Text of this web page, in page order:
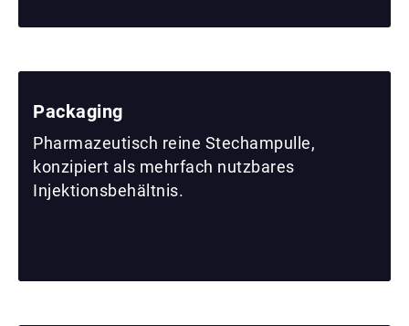
Packaging
Pharmazeutisch reine Stechampulle,
konzipiert als mehrfach nutzbares
Injektionsbehältnis.